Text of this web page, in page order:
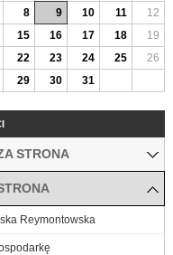
8 9 10 11
12
15 16 17 18
19
22 23 24 25
26
29 30 31
STRONA
Reymontowska